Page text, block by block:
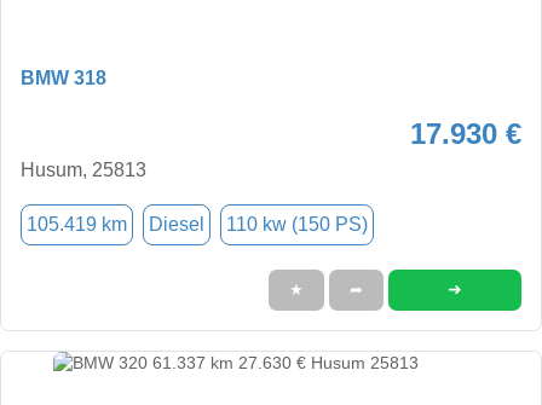
BMW 318
17.930 €
Husum, 25813
105.419 km Diesel 110 kw (150 PS)
★ ➦ ➜